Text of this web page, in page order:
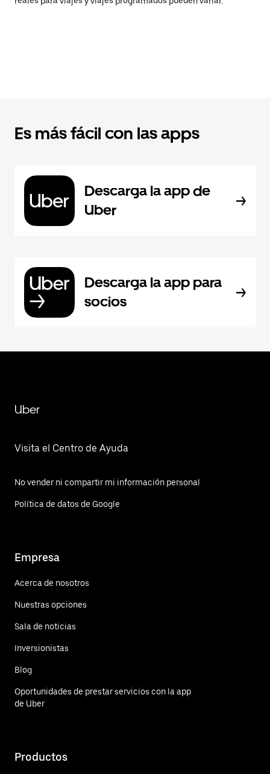
Es más fácil con las apps
Descarga la app de
Uber
Descarga la app para
socios
Uber
Visita el Centro de Ayuda
No vender ni compartir mi información personal
Política de datos de Google
Empresa
Acerca de nosotros
Nuestras opciones
Sala de noticias
Inversionistas
Blog
Oportunidades de prestar servicios con la app
de Uber
Productos